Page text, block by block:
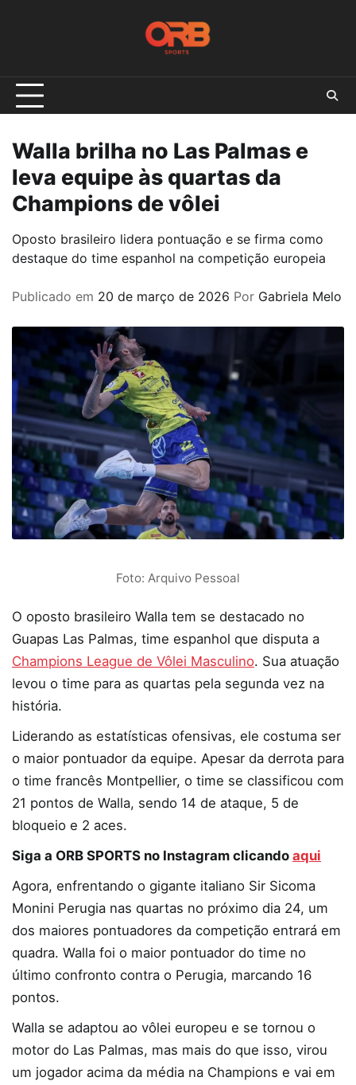
Walla brilha no Las Palmas e
leva equipe às quartas da
Champions de vôlei
Oposto brasileiro lidera pontuação e se firma como
destaque do time espanhol na competição europeia
Publicado em 20 de março de 2026 Por Gabriela Melo
Foto: Arquivo Pessoal
O oposto brasileiro Walla tem se destacado no
Guapas Las Palmas, time espanhol que disputa a
Champions League de Vôlei Masculino. Sua atuação
levou o time para as quartas pela segunda vez na
história.
Liderando as estatísticas ofensivas, ele costuma ser
o maior pontuador da equipe. Apesar da derrota para
o time francês Montpellier, o time se classificou com
21 pontos de Walla, sendo 14 de ataque, 5 de
bloqueio e 2 aces.
Siga a ORB SPORTS no Instagram clicando aqui
Agora, enfrentando o gigante italiano Sir Sicoma
Monini Perugia nas quartas no próximo dia 24, um
dos maiores pontuadores da competição entrará em
quadra. Walla foi o maior pontuador do time no
último confronto contra o Perugia, marcando 16
pontos.
Walla se adaptou ao vôlei europeu e se tornou o
motor do Las Palmas, mas mais do que isso, virou
um jogador acima da média na Champions e vai em